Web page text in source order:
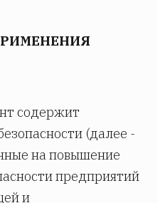
содержит
(далее -
на повышение
предприятий
и